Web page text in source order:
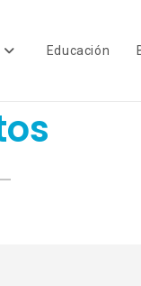
Educación